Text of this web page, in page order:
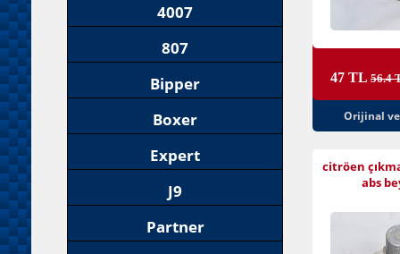
4007
807
Bipper
Boxer
Expert
J9
Partner
47 TL 56.4
Orijinal ve
citröen
abs